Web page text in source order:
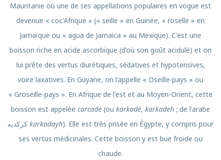
Mauritanie où une de ses appellations populaires en vogue est
devenue « coc'Afrique » (« seille » en Guinée, « roselle » en
Jamaïque ou « agua de Jamaica » au Mexique). C'est une
boisson riche en acide ascorbique (d'où son goût acidulé) et on
lui prête des vertus diurétiques, sédatives et hypotensives,
voire laxatives. En Guyane, on l'appelle « Oseille-pays » ou
« Groseille-pays ». En Afrique de l'est et au Moyen-Orient, cette
boisson est appelée carcadé (ou karkadé, karkadeh ; de l'arabe
karkadayh). Elle est très prisée en Égypte, y compris pour
ses vertus médicinales. Cette boisson y est bue froide ou
chaude.